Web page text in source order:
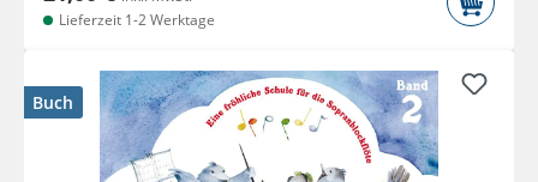
Lieferzeit 1-2 Werktage
Buch